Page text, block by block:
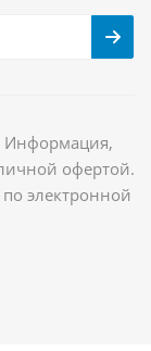
офертой.
электронной